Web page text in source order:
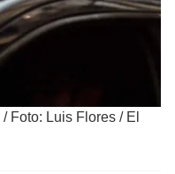
/ Foto: Luis Flores / El